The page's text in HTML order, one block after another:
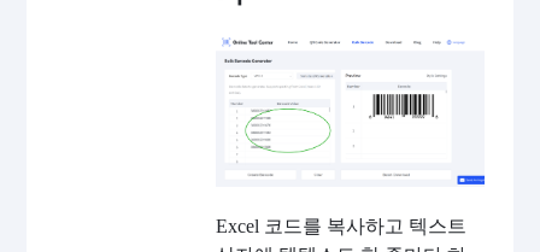
Excel 코드를 복사하고 텍스트